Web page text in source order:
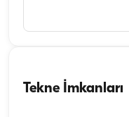
Tekne İmkanları